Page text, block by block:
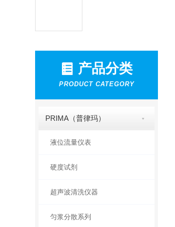
产品分类
PRODUCT CATEGORY
PRIMA（普律玛）
液位流量仪表
硬度试剂
超声波清洗仪器
匀浆分散系列